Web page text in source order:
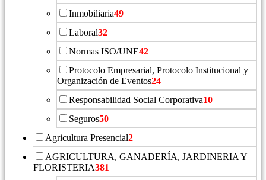
Inmobiliaria49
Laboral32
Normas ISO/UNE42
Protocolo Empresarial, Protocolo Institucional y
Organización de Eventos24
Responsabilidad Social Corporativa10
Seguros50
Agricultura Presencial2
AGRICULTURA, GANADERÍA, JARDINERIA Y
FLORISTERIA381